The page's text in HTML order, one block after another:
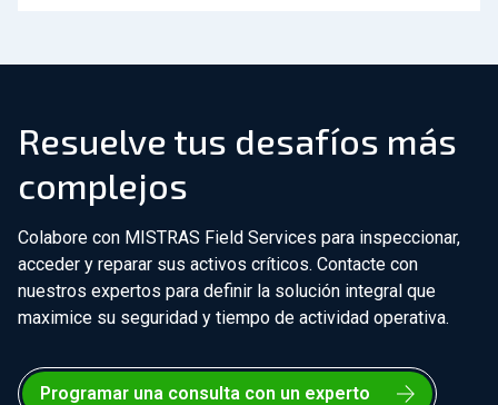
Resuelve tus desafíos más
complejos
Colabore con MISTRAS Field Services para inspeccionar,
acceder y reparar sus activos críticos. Contacte con
nuestros expertos para definir la solución integral que
maximice su seguridad y tiempo de actividad operativa.
Programar una consulta con un experto